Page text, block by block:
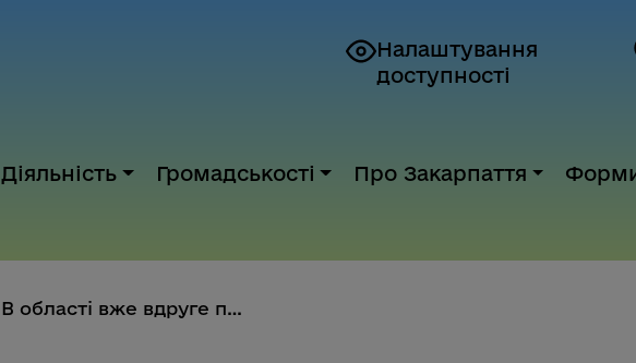
Налаштування
доступності
Діяльність Громадськості Про Закарпаття
В області вже вдруге пройде ко...